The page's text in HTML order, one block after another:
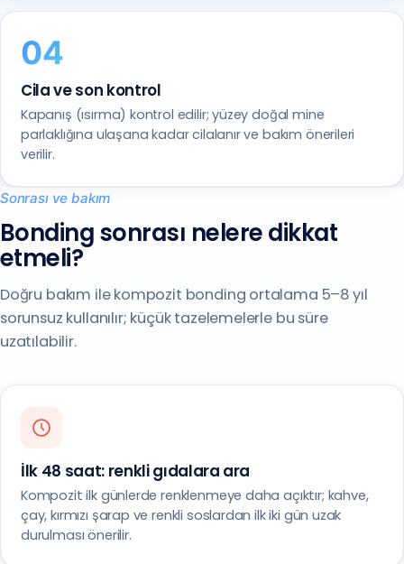
Cila ve son kontrol
Kapanış (ısırma) kontrol edilir; yüzey doğal mine
parlaklığına ulaşana kadar cilalanır ve bakım önerileri
verilir.
Sonrası ve bakım
Bonding sonrası nelere dikkat
etmeli?
Doğru bakım ile kompozit bonding ortalama 5–8 yıl
sorunsuz kullanılır; küçük tazelemelerle bu süre
uzatılabilir.
İlk 48 saat: renkli gıdalara ara
Kompozit ilk günlerde renklenmeye daha açıktır; kahve,
çay, kırmızı şarap ve renkli soslardan ilk iki gün uzak
durulması önerilir.